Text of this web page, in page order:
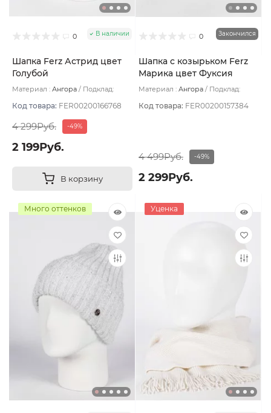
0 В наличии
Шапка Ferz Астрид цвет
Голубой
Материал : Ангора
Подклад:
Код товара: FER00200166768
4 299Руб. -49%
2 199Руб.
В корзину
0 Закончился
Шапка с козырьком Ferz
Марика цвет Фуксия
Материал : Ангора
Подклад:
Код товара: FER00200157384
4 499Руб. -49%
2 299Руб.
Много оттенков Уценка